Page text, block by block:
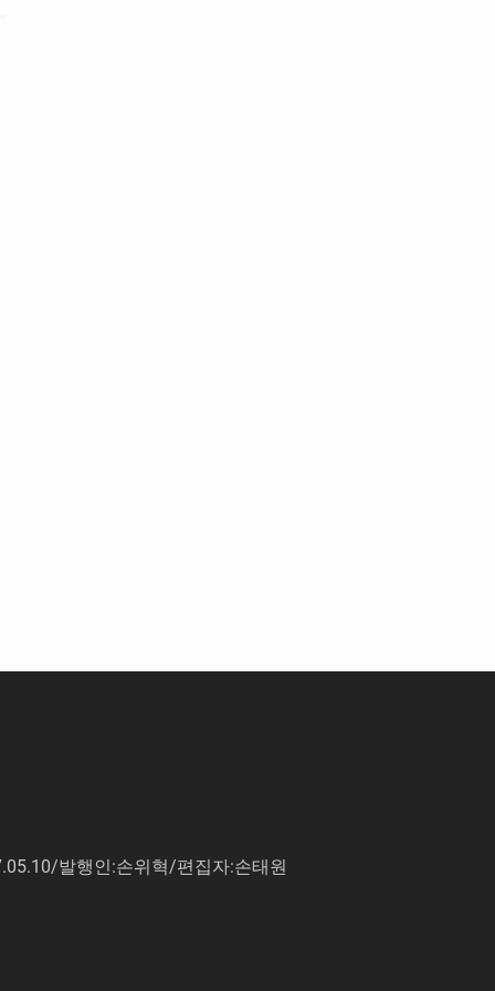
발행인:손위혁/편집자:손태원